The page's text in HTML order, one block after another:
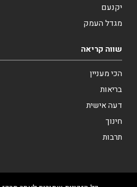
יקנעם
מגדל העמק
שווה קריאה
הכי מעניין
בריאות
דעה אישית
חינוך
תרבות